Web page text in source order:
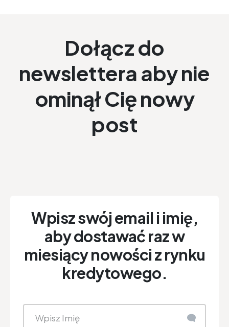
Dołącz do
newslettera aby nie
ominął Cię nowy
post
Wpisz swój email i imię,
aby dostawać raz w
miesiący nowości z rynku
kredytowego.